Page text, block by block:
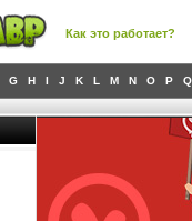
Как это работает?
G H I J K L M N O P Q